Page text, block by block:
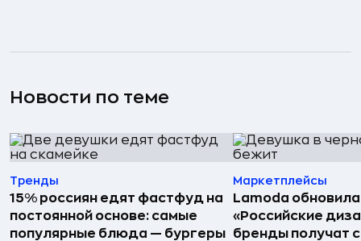
Новости по теме
Тренды
15% россиян едят фастфуд на
постоянной основе: самые
популярные блюда — бургеры
Маркетплейсы
Lamoda
«Российские
бренды получат